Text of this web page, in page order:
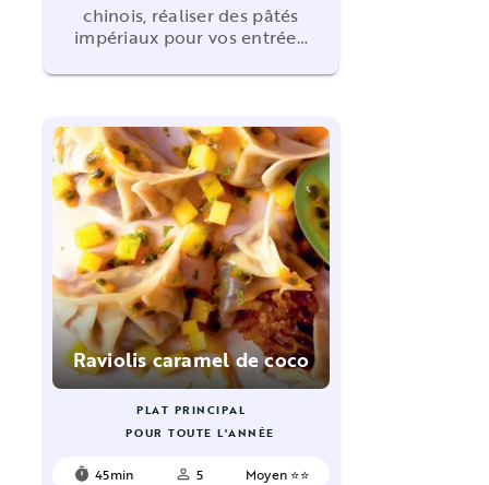
chinois, réaliser des pâtés
impériaux pour vos entrée…
Raviolis caramel de coco
PLAT PRINCIPAL
POUR TOUTE L'ANNÉE
timer 45min person_outline 5 Moyen ⭐⭐